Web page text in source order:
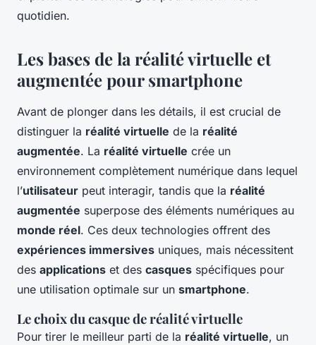
quotidien.
Les bases de la réalité virtuelle et
augmentée pour smartphone
Avant de plonger dans les détails, il est crucial de
distinguer la réalité virtuelle de la réalité
augmentée. La réalité virtuelle crée un
environnement complètement numérique dans lequel
l’utilisateur peut interagir, tandis que la réalité
augmentée superpose des éléments numériques au
monde réel. Ces deux technologies offrent des
expériences immersives uniques, mais nécessitent
des applications et des casques spécifiques pour
une utilisation optimale sur un smartphone.
Le choix du casque de réalité virtuelle
Pour tirer le meilleur parti de la réalité virtuelle, un